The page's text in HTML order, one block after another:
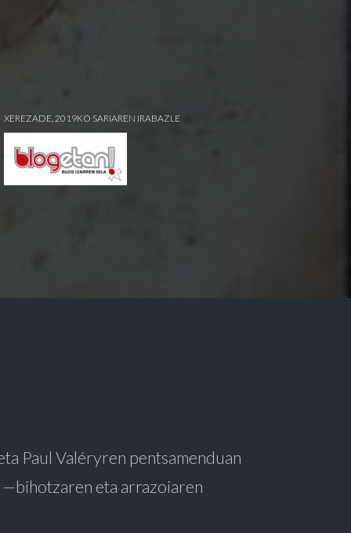
XEREZADE, 2019KO SARIAREN IRABAZLE
Paul Valéryren pentsamenduan
—bihotzaren eta arrazoiaren